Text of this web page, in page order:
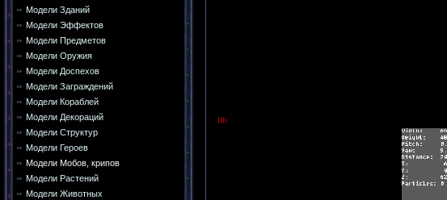
Модели Зданий
Модели Эффектов
Модели Предметов
Модели Оружия
Модели Доспехов
Модели Заграждений
Модели Кораблей
Модели Декораций
Модели Структур
Модели Героев
Модели Мобов, крипов
Модели Растений
Модели Животных